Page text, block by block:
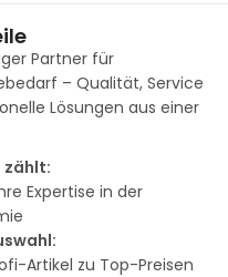
Partner für
– Qualität, Service
Lösungen aus einer
zählt:
Expertise in der
Artikel zu Top-Preisen